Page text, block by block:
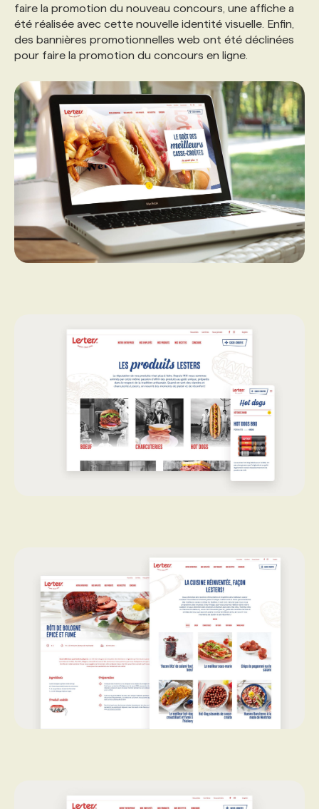
faire la promotion du nouveau concours, une affiche a
été réalisée avec cette nouvelle identité visuelle. Enfin,
des bannières promotionnelles web ont été déclinées
pour faire la promotion du concours en ligne.